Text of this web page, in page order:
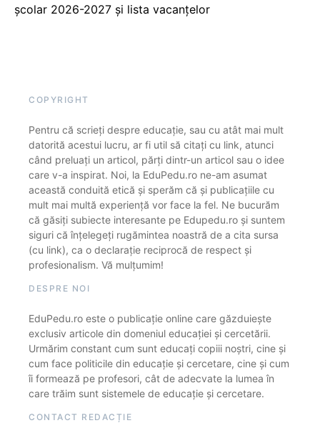
școlar 2026-2027 și lista vacanțelor
COPYRIGHT
Pentru că scrieți despre educație, sau cu atât mai mult
datorită acestui lucru, ar fi util să citați cu link, atunci
când preluați un articol, părți dintr-un articol sau o idee
care v-a inspirat. Noi, la EduPedu.ro ne-am asumat
această conduită etică și sperăm că și publicațiile cu
mult mai multă experiență vor face la fel. Ne bucurăm
că găsiți subiecte interesante pe Edupedu.ro și suntem
siguri că înțelegeți rugămintea noastră de a cita sursa
(cu link), ca o declarație reciprocă de respect și
profesionalism. Vă mulțumim!
DESPRE NOI
EduPedu.ro este o publicație online care găzduiește
exclusiv articole din domeniul educației și cercetării.
Urmărim constant cum sunt educați copiii noștri, cine și
cum face politicile din educație și cercetare, cine și cum
îi formează pe profesori, cât de adecvate la lumea în
care trăim sunt sistemele de educație și cercetare.
CONTACT REDACȚIE